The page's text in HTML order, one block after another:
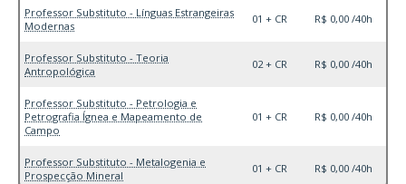
Professor Substituto - Línguas Estrangeiras
Modernas
01 + CR R$ 0,00 /40h
Professor Substituto - Teoria
Antropológica
02 + CR R$ 0,00 /40h
Professor Substituto - Petrologia e
Petrografia Ígnea e Mapeamento de
Campo
01 + CR R$ 0,00 /40h
Professor Substituto - Metalogenia e
Prospecção Mineral
01 + CR R$ 0,00 /40h